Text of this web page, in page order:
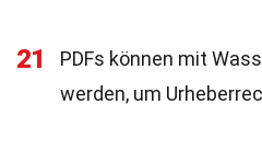
21
PDFs können mit
werden, um